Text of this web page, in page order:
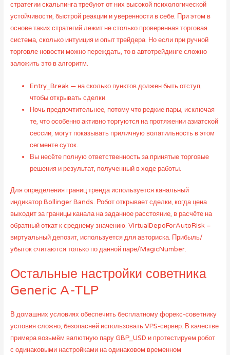
стратегии скальпинга требуют от них высокой психологической
устойчивости, быстрой реакции и уверенности в себе. При этом в
основе таких стратегий лежит не столько проверенная торговая
система, сколько интуиция и опыт трейдера. Но если при ручной
торговле новости можно переждать, то в автотрейдинге сложно
заложить это в алгоритм.
Entry_Break — на сколько пунктов должен быть отступ,
чтобы открывать сделки.
Ночь предпочтительнее, потому что редкие пары, исключая
те, что особенно активно торгуются на протяжении азиатской
сессии, могут показывать приличную волатильность в этом
сегменте суток.
Вы несёте полную ответственность за принятые торговые
решения и результат, полученный в ходе работы.
Для определения границ тренда используется канальный
индикатор Bollinger Bands. Робот открывает сделки, когда цена
выходит за границы канала на заданное расстояние, в расчёте на
обратный откат к среднему значению. VirtualDepoForAutoRisk –
виртуальный депозит, используется для авториска. Прибыль/
убыток считаются только по данной паре/MagicNumber.
Остальные настройки советника
Generic A-TLP
В домашних условиях обеспечить бесплатному форекс-советнику
условия сложно, безопасней использовать VPS-сервер. В качестве
примера возьмём валютную пару GBP_USD и протестируем робот
с одинаковыми настройками на одинаковом временном